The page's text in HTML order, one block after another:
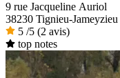
9 rue Jacqueline Auriol
38230 Tignieu-Jameyzieu
5 /5 (2 avis)
top notes